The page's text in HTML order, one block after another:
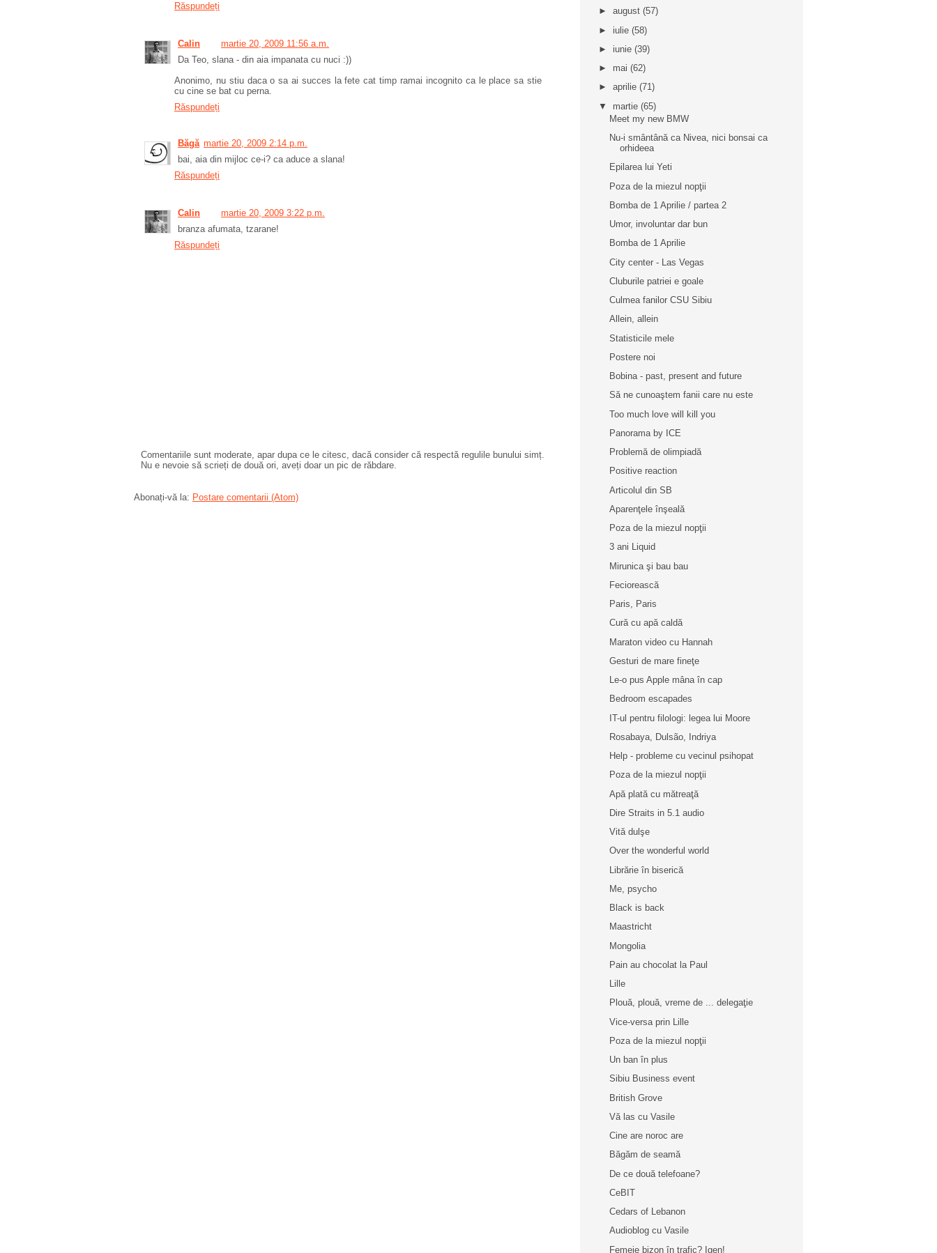
Răspundeți
Calin
martie 20, 2009 11:56 a.m.
Da Teo, slana - din aia impanata cu nuci :))
Anonimo, nu stiu daca o sa ai succes la fete cat timp ramai incognito ca le place sa stie
cu cine se bat cu perna.
Răspundeți
Băgă martie 20, 2009 2:14 p.m.
bai, aia din mijloc ce-i? ca aduce a slana!
Răspundeți
Calin
martie 20, 2009 3:22 p.m.
branza afumata, tzarane!
Răspundeți
Comentariile sunt moderate, apar dupa ce le citesc, dacă consider că respectă regulile bunului simț.
Nu e nevoie să scrieți de două ori, aveți doar un pic de răbdare.
Abonați-vă la: Postare comentarii (Atom)
► august (57)
► iulie (58)
► iunie (39)
► mai (62)
► aprilie (71)
▼ martie (65)
Meet my new BMW
Nu-i smântână ca Nivea, nici bonsai ca
orhideea
Epilarea lui Yeti
Poza de la miezul nopţii
Bomba de 1 Aprilie / partea 2
Umor, involuntar dar bun
Bomba de 1 Aprilie
City center - Las Vegas
Cluburile patriei e goale
Culmea fanilor CSU Sibiu
Allein, allein
Statisticile mele
Postere noi
Bobina - past, present and future
Să ne cunoaştem fanii care nu este
Too much love will kill you
Panorama by ICE
Problemă de olimpiadă
Positive reaction
Articolul din SB
Aparenţele înşeală
Poza de la miezul nopţii
3 ani Liquid
Mirunica şi bau bau
Feciorească
Paris, Paris
Cură cu apă caldă
Maraton video cu Hannah
Gesturi de mare fineţe
Le-o pus Apple mâna în cap
Bedroom escapades
IT-ul pentru filologi: legea lui Moore
Rosabaya, Dulsão, Indriya
Help - probleme cu vecinul psihopat
Poza de la miezul nopţii
Apă plată cu mătreaţă
Dire Straits in 5.1 audio
Vită dulşe
Over the wonderful world
Librărie în biserică
Me, psycho
Black is back
Maastricht
Mongolia
Pain au chocolat la Paul
Lille
Plouă, plouă, vreme de ... delegaţie
Vice-versa prin Lille
Poza de la miezul nopţii
Un ban în plus
Sibiu Business event
British Grove
Vă las cu Vasile
Cine are noroc are
Băgăm de seamă
De ce două telefoane?
CeBIT
Cedars of Lebanon
Audioblog cu Vasile
Femeie bizon în trafic? Igen!